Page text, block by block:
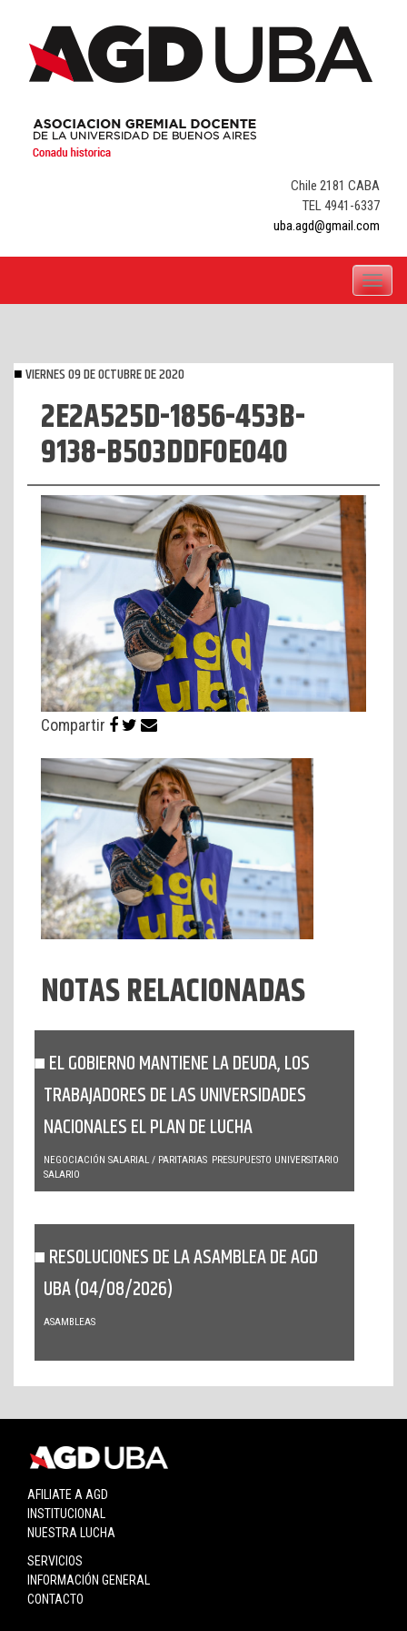
content
Chile 2181 CABA
TEL 4941-6337
uba.agd@gmail.com
Toggle
VIERNES 09 DE OCTUBRE DE 2020
2E2A525D-1856-453B-
9138-B503DDF0E040
Compartir
NOTAS RELACIONADAS
EL GOBIERNO MANTIENE LA DEUDA, LOS
TRABAJADORES DE LAS UNIVERSIDADES
NACIONALES EL PLAN DE LUCHA
NEGOCIACIÓN SALARIAL / PARITARIAS PRESUPUESTO UNIVERSITARIO
SALARIO
RESOLUCIONES DE LA ASAMBLEA DE AGD
UBA (04/08/2026)
ASAMBLEAS
AFILIATE A AGD
INSTITUCIONAL
NUESTRA LUCHA
SERVICIOS
INFORMACIÓN GENERAL
CONTACTO